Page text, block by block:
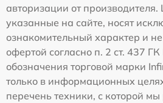
авторизации от
указанные на сайте, носят
ознакомительный характер и
офертой согласно п. 2 ст. 437
обозначения торговой марки
только в информационных
перечень техники, с которой